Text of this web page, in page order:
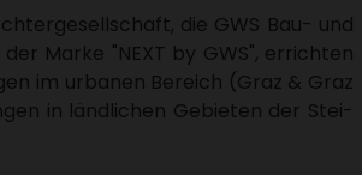
die GWS Bau- und
Marke "NEXT by GWS", errichten
im urbanen Bereich (Graz & Graz
in länd­li­chen Gebieten der Stei­